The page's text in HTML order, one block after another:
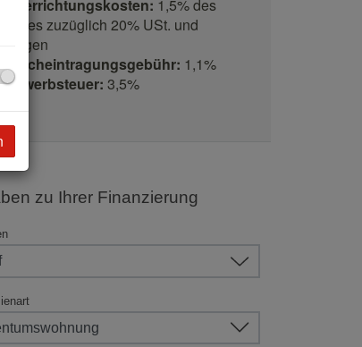
1,5% des
zuzüglich 20% USt. und
1,1%
3,5%